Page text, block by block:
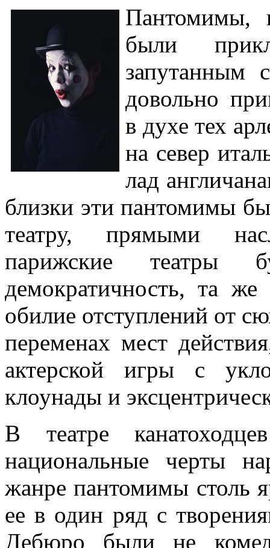
Пантомимы,
были
запутанным
довольно
в духе тех
на север
лад
близки эти пантомимы
театру, прямыми
парижские театры
демократичность, та же
обилие отступлений от
переменах мест
актерской игры с
клоунады и
В театре
национальные черты
жанре пантомимы столь
ее в один ряд с
Дебюро были не